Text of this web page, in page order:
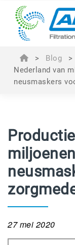
> Blog >
Nederland van
neusmaskers
27 mei 2020